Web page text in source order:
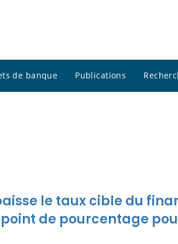
de banque Publications
le taux cible du
de pourcentage